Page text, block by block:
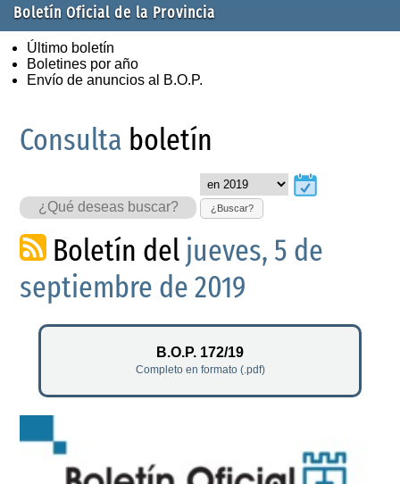
Boletín Oficial de la Provincia
Último boletín
Boletines por año
Envío de anuncios al B.O.P.
Consulta boletín
¿Buscar?
Boletín del jueves, 5 de
septiembre de 2019
B.O.P. 172/19
Completo en formato (.pdf)